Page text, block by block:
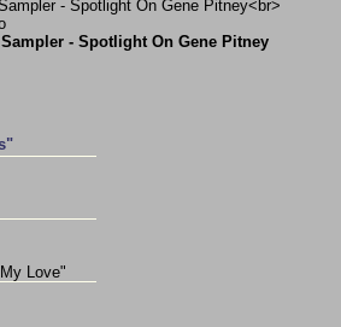
- Spotlight On Gene Pitney
Love"